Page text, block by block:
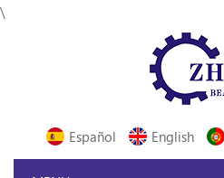
\
Español English